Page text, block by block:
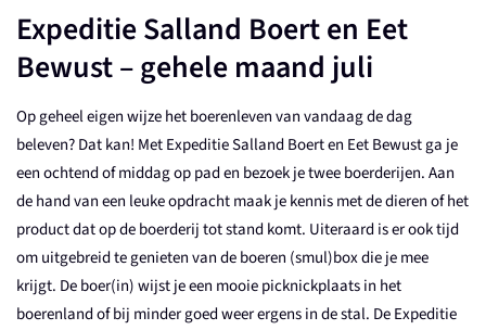
Expeditie Salland Boert en Eet
Bewust – gehele maand juli
Op geheel eigen wijze het boerenleven van vandaag de dag
beleven? Dat kan! Met Expeditie Salland Boert en Eet Bewust ga je
een ochtend of middag op pad en bezoek je twee boerderijen. Aan
de hand van een leuke opdracht maak je kennis met de dieren of het
product dat op de boerderij tot stand komt. Uiteraard is er ook tijd
om uitgebreid te genieten van de boeren (smul)box die je mee
krijgt. De boer(in) wijst je een mooie picknickplaats in het
boerenland of bij minder goed weer ergens in de stal. De Expeditie